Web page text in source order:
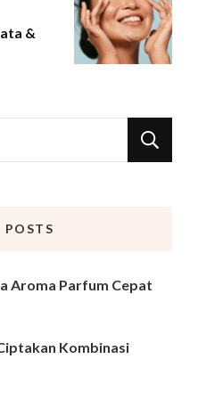
&
POSTS
Aroma Parfum Cepat
Kombinasi